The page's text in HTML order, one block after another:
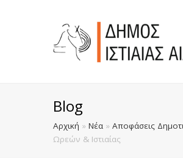
Blog
Αρχική » Νέα » Αποφάσεις
Ωρεών & Ιστιαίας